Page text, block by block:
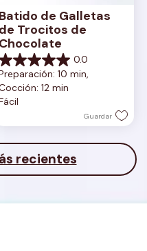
Batido de Galletas
de Trocitos de
Chocolate
0.0
0.0
10 min,
12 min
Guardar
recientes